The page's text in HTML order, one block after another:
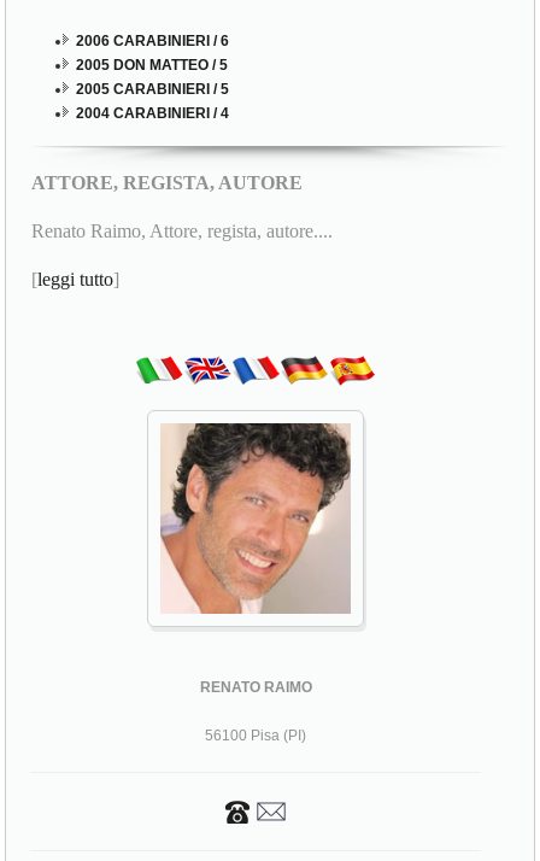
2006 CARABINIERI / 6
2005 DON MATTEO / 5
2005 CARABINIERI / 5
2004 CARABINIERI / 4
ATTORE, REGISTA, AUTORE
Renato Raimo, Attore, regista, autore....
[leggi tutto]
RENATO RAIMO
56100 Pisa (PI)